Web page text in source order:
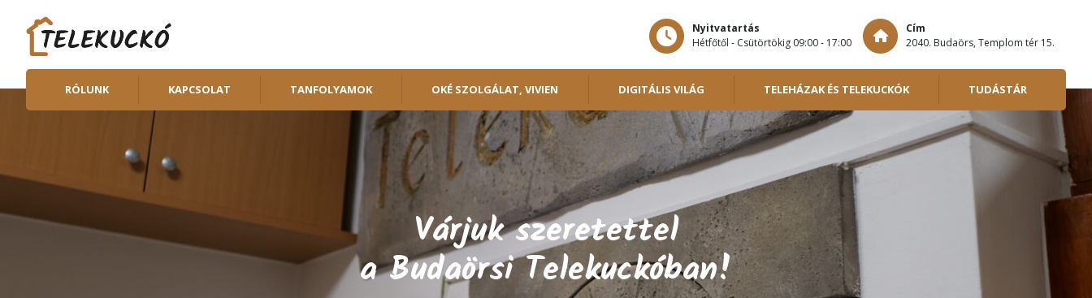
Nyitvatartás
Hétfőtől - Csütörtökig 09:00 - 17:00
Cím
2040. Budaörs, Templom tér 15.
RÓLUNK KAPCSOLAT TANFOLYAMOK OKÉ SZOLGÁLAT, VIVIEN DIGITÁLIS VILÁG TELEHÁZAK ÉS TELEKUCKÓK TUDÁSTÁR
Várjuk szeretettel
a Budaörsi Telekuckóban!